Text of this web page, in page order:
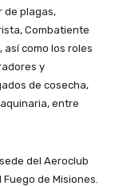
de plagas,
Combatiente
como los roles
y
de cosecha,
entre
del Aeroclub
de Misiones.